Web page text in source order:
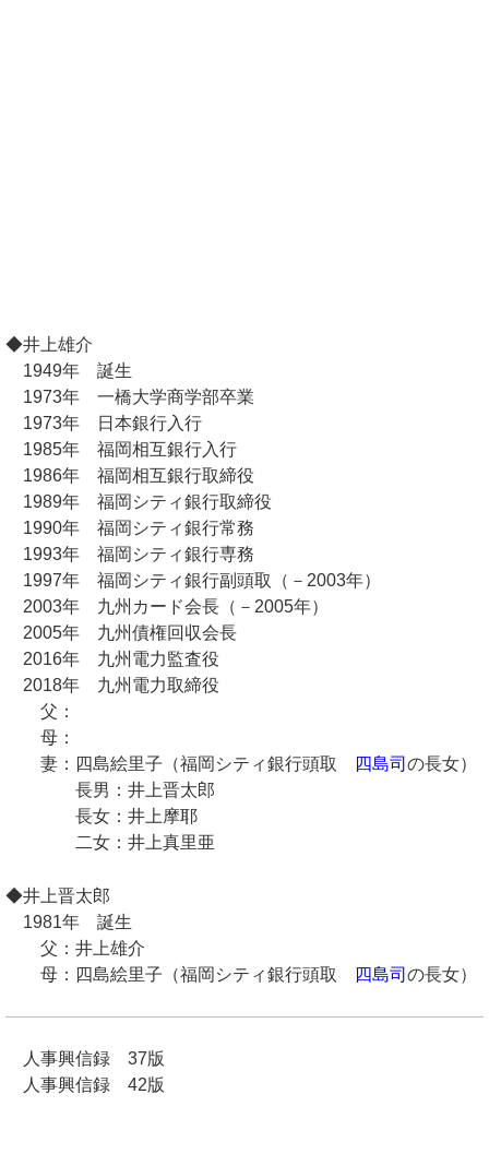
◆井上雄介
1949年 誕生
1973年 一橋大学商学部卒業
1973年 日本銀行入行
1985年 福岡相互銀行入行
1986年 福岡相互銀行取締役
1989年 福岡シティ銀行取締役
1990年 福岡シティ銀行常務
1993年 福岡シティ銀行専務
1997年 福岡シティ銀行副頭取（－2003年）
2003年 九州カード会長（－2005年）
2005年 九州債権回収会長
2016年 九州電力監査役
2018年 九州電力取締役
父：
母：
妻：四島絵里子（福岡シティ銀行頭取
四島司 の長女）
長男：井上晋太郎
長女：井上摩耶
二女：井上真里亜
◆井上晋太郎
1981年 誕生
父：井上雄介
母：四島絵里子（福岡シティ銀行頭取
四島司 の長女）
人事興信録 37版
人事興信録 42版